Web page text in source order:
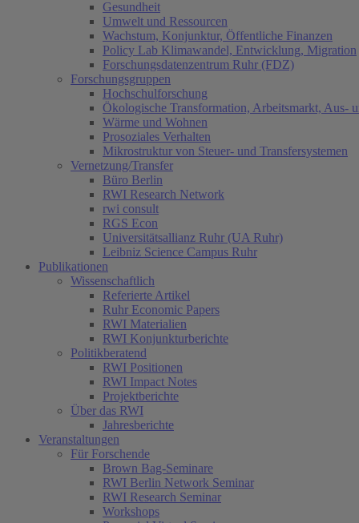
Gesundheit
Umwelt und Ressourcen
Wachstum, Konjunktur, Öffentliche Finanzen
Policy Lab Klimawandel, Entwicklung, Migration
Forschungsdatenzentrum Ruhr (FDZ)
Forschungsgruppen
Hochschulforschung
Ökologische Transformation, Arbeitsmarkt, Aus-
Wärme und Wohnen
Prosoziales Verhalten
Mikrostruktur von Steuer- und Transfersystemen
Vernetzung/Transfer
Büro Berlin
RWI Research Network
rwi consult
RGS Econ
Universitätsallianz Ruhr (UA Ruhr)
Leibniz Science Campus Ruhr
Publikationen
Wissenschaftlich
Referierte Artikel
Ruhr Economic Papers
RWI Materialien
RWI Konjunkturberichte
Politikberatend
RWI Positionen
RWI Impact Notes
Projektberichte
Über das RWI
Jahresberichte
Veranstaltungen
Für Forschende
Brown Bag-Seminare
RWI Berlin Network Seminar
RWI Research Seminar
Workshops